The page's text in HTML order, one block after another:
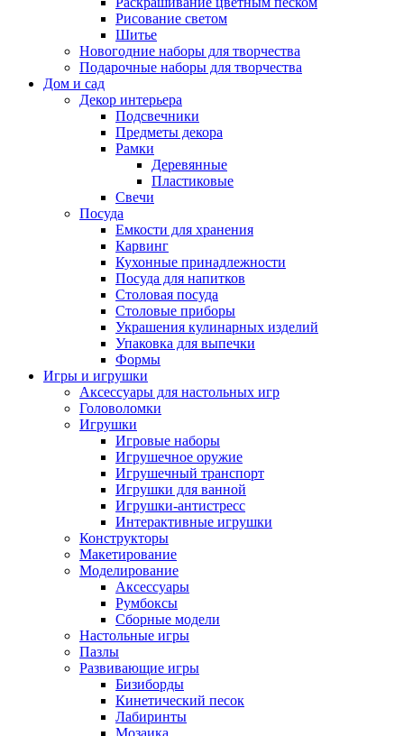
Рисование светом
Шитье
Новогодние наборы для творчества
Подарочные наборы для творчества
Дом и сад
Декор интерьера
Подсвечники
Предметы декора
Рамки
Деревянные
Пластиковые
Свечи
Посуда
Емкости для хранения
Карвинг
Кухонные принадлежности
Посуда для напитков
Столовая посуда
Столовые приборы
Украшения кулинарных изделий
Упаковка для выпечки
Формы
Игры и игрушки
Аксессуары для настольных игр
Головоломки
Игрушки
Игровые наборы
Игрушечное оружие
Игрушечный транспорт
Игрушки для ванной
Игрушки-антистресс
Интерактивные игрушки
Конструкторы
Макетирование
Моделирование
Аксессуары
Румбоксы
Сборные модели
Настольные игры
Пазлы
Развивающие игры
Бизиборды
Кинетический песок
Лабиринты
Мозаика